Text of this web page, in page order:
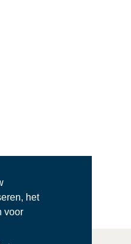
het
voor